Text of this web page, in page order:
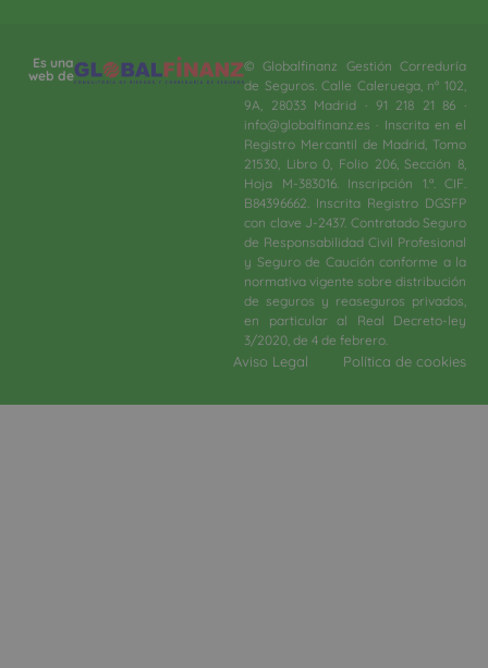
Es una
web de
© Globalfinanz Gestión Correduría
de Seguros. Calle Caleruega, nº 102,
9A, 28033 Madrid · 91 218 21 86 ·
info@globalfinanz.es · Inscrita en el
Registro Mercantil de Madrid, Tomo
21530, Libro 0, Folio 206, Sección 8,
Hoja M-383016. Inscripción 1.ª. CIF.
B84396662. Inscrita Registro DGSFP
con clave J-2437. Contratado Seguro
de Responsabilidad Civil Profesional
y Seguro de Caución conforme a la
normativa vigente sobre distribución
de seguros y reaseguros privados,
en particular al Real Decreto-ley
3/2020, de 4 de febrero.​
Aviso Legal Política de cookies